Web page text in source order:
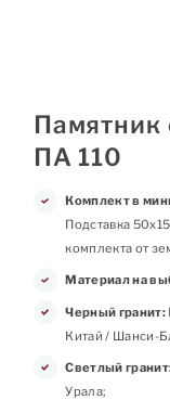
Памятник
ПА 110
Комплект в
Подставка
комплекта от
Материал на
Черный гранит:
Китай / Шанси-
Светлый
Урала;